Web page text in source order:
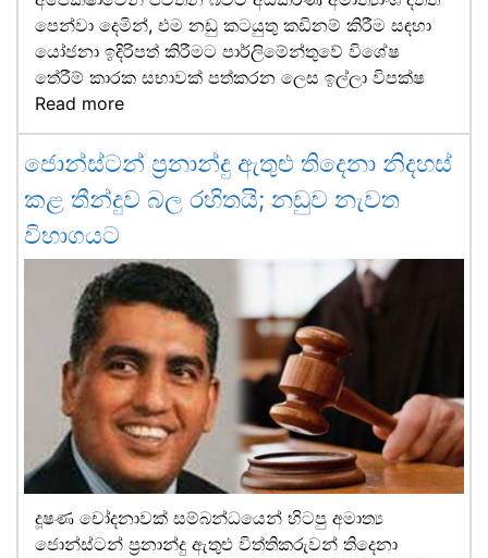
පෙන්වා දෙමින්, එම නඩු කටයුතු කඩිනම් කිරීම සඳහා
යෝජනා ඉදිරිපත් කිරීමට පාර්ලිමේන්තුවේ විශේෂ
තේරීම් කාරක සභාවක් පත්කරන ලෙස ඉල්ලා විපක්ෂ
Read more
ජොන්ස්ටන් ප්‍රනාන්දු ඇතුළු තිදෙනා නිදහස්
කළ තීන්දුව බල රහිතයි; නඩුව නැවත
විභාගයට
දූෂණ චෝදනාවක් සම්බන්ධයෙන් හිටපු අමාත්‍ය
ජොන්ස්ටන් ප්‍රනාන්දු ඇතුළු විත්තිකරුවන් තිදෙනා